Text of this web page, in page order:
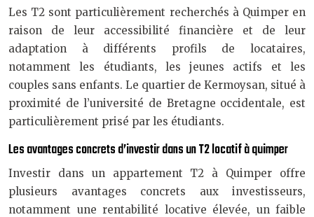
Les T2 sont particulièrement recherchés à Quimper en
raison de leur accessibilité financière et de leur
adaptation à différents profils de locataires,
notamment les étudiants, les jeunes actifs et les
couples sans enfants. Le quartier de Kermoysan, situé à
proximité de l’université de Bretagne occidentale, est
particulièrement prisé par les étudiants.
Les avantages concrets d’investir dans un T2 locatif à quimper
Investir dans un appartement T2 à Quimper offre
plusieurs avantages concrets aux investisseurs,
notamment une rentabilité locative élevée, un faible